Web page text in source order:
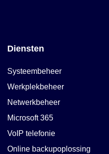
Diensten
Systeembeheer
Werkplekbeheer
Netwerkbeheer
Microsoft 365
VoIP telefonie
Online backupoplossing